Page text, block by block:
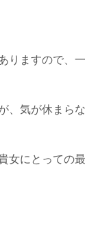
りますので、
、気が休まら
女にとっての